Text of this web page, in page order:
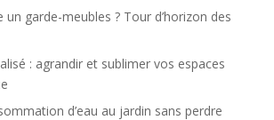
un garde-meubles ? Tour d’horizon des
: agrandir et sublimer vos espaces
d’eau au jardin sans perdre